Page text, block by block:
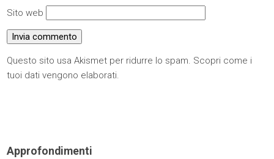
Sito web
Questo sito usa Akismet per ridurre lo spam. Scopri come i
tuoi dati vengono elaborati.
Approfondimenti